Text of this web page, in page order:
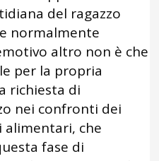
del ragazzo
normalmente
altro non è che
per la propria
richiesta di
nei confronti dei
alimentari, che
fase di